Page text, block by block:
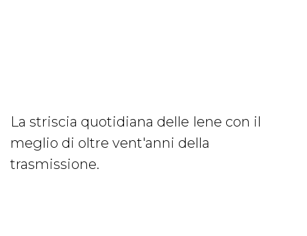
La striscia quotidiana delle Iene con il
meglio di oltre vent'anni della
trasmissione.